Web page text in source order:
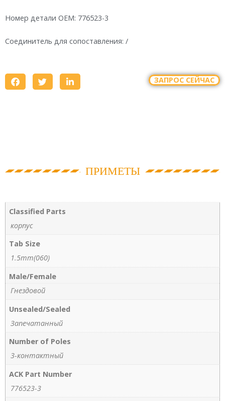
Номер детали OEM: 776523-3
Соединитель для сопоставления: /
ЗАПРОС СЕЙЧАС
ПРИМЕТЫ
Classified Parts
корпус
Tab Size
1.5mm(060)
Male/Female
Гнездовой
Unsealed/Sealed
Запечатанный
Number of Poles
3-контактный
ACK Part Number
776523-3